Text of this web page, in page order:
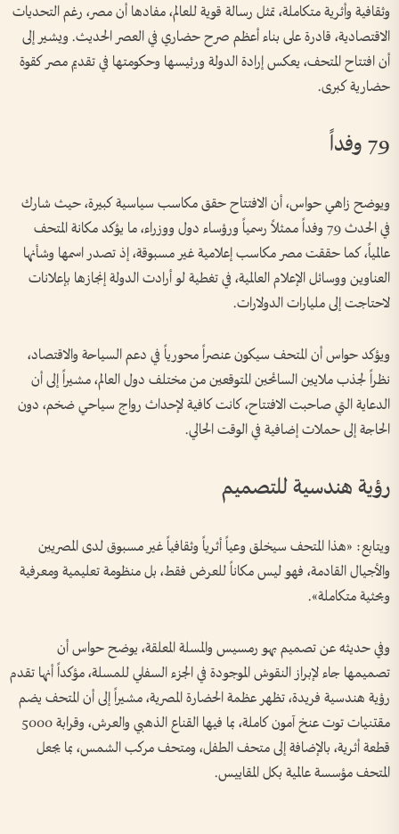
وثقافية وأثرية متكاملة، تمثل رسالة قوية للعالم، مفادها أن مصر، رغم التحديات
الاقتصادية، قادرة على بناء أعظم صرح حضاري في العصر الحديث. ويشير إلى
أن افتتاح المتحف، يعكس إرادة الدولة ورئيسها وحكومتها في تقديم مصر كقوة
حضارية كبرى.
79 وفداً
ويوضح زاهي حواس، أن الافتتاح حقق مكاسب سياسية كبيرة، حيث شارك
في الحدث 79 وفداً ممثلاً رسمياً ورؤساء دول ووزراء، ما يؤكد مكانة المتحف
عالمياً، كما حققت مصر مكاسب إعلامية غير مسبوقة، إذ تصدر اسمها وشأنها
العناوين ووسائل الإعلام العالمية، في تغطية لو أرادت الدولة إنجازها بإعلانات
لاحتاجت إلى مليارات الدولارات.
ويؤكد حواس أن المتحف سيكون عنصراً محورياً في دعم السياحة والاقتصاد،
نظراً لجذب ملايين السائحين المتوقعين من مختلف دول العالم، مشيراً إلى أن
الدعاية التي صاحبت الافتتاح، كانت كافية لإحداث رواج سياحي ضخم، دون
الحاجة إلى حملات إضافية في الوقت الحالي.
رؤية هندسية للتصميم
ويتابع: «هذا المتحف سيخلق وعياً أثرياً وثقافياً غير مسبوق لدى المصريين
والأجيال القادمة، فهو ليس مكاناً للعرض فقط، بل منظومة تعليمية ومعرفية
وبحثية متكاملة».
وفي حديثه عن تصميم بهو رمسيس والمسلة المعلقة، يوضح حواس أن
تصميمها جاء لإبراز النقوش الموجودة في الجزء السفلي للمسلة، مؤكداً أنها تقدم
رؤية هندسية فريدة، تظهر عظمة الحضارة المصرية، مشيراً إلى أن المتحف يضم
مقتنيات توت عنخ آمون كاملة، بما فيها القناع الذهبي والعرش، وقرابة 5000
قطعة أثرية، بالإضافة إلى متحف الطفل، ومتحف مركب الشمس، بما يجعل
المتحف مؤسسة عالمية بكل المقاييس.